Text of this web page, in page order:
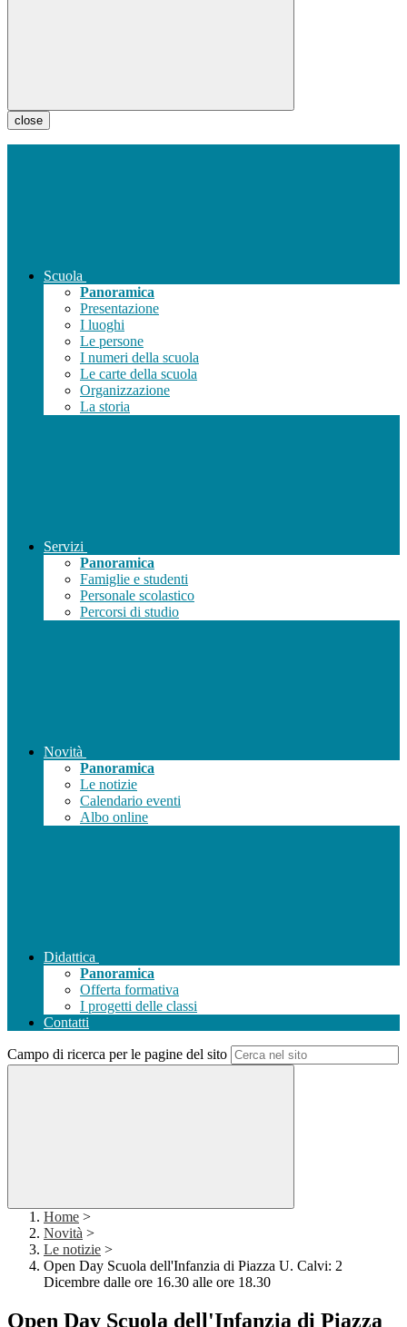
close
Scuola
Panoramica
Presentazione
I luoghi
Le persone
I numeri della scuola
Le carte della scuola
Organizzazione
La storia
Servizi
Panoramica
Famiglie e studenti
Personale scolastico
Percorsi di studio
Novità
Panoramica
Le notizie
Calendario eventi
Albo online
Didattica
Panoramica
Offerta formativa
I progetti delle classi
Contatti
Campo di ricerca per le pagine del sito
Home >
Novità >
Le notizie >
Open Day Scuola dell'Infanzia di Piazza U. Calvi: 2
Dicembre dalle ore 16.30 alle ore 18.30
Open Day Scuola dell'Infanzia di Piazza